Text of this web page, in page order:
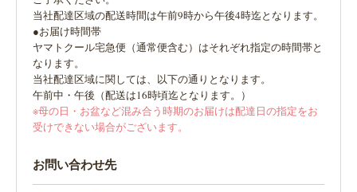
当社配達区域の配送時間は午前9時から午後4時迄となります。
●お届け時間帯
ヤマトクール宅急便（通常便含む）はそれぞれ指定の時間帯と
なります。
当社配達区域に関しては、以下の通りとなります。
午前中・午後（配送は16時頃迄となります。）
※母の日・お盆など混み合う時期のお届けは配達日の指定をお
受けできない場合がございます。
お問い合わせ先